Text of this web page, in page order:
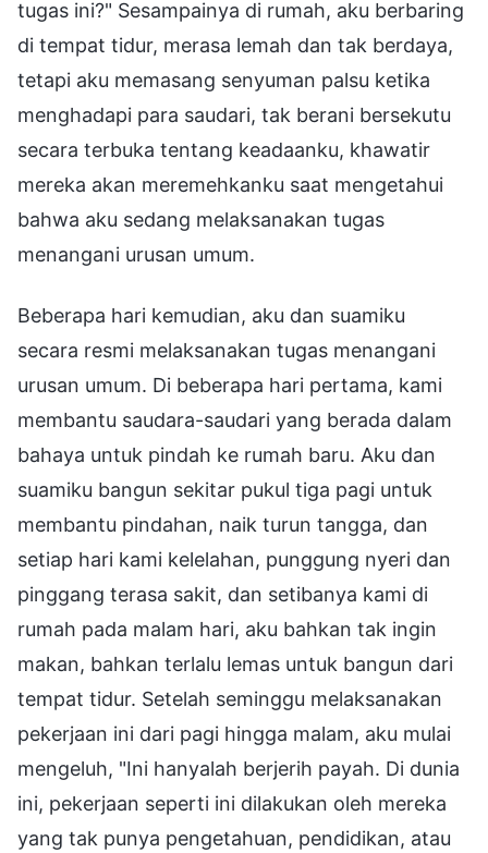
tugas ini?" Sesampainya di rumah, aku berbaring
di tempat tidur, merasa lemah dan tak berdaya,
tetapi aku memasang senyuman palsu ketika
menghadapi para saudari, tak berani bersekutu
secara terbuka tentang keadaanku, khawatir
mereka akan meremehkanku saat mengetahui
bahwa aku sedang melaksanakan tugas
menangani urusan umum.
Beberapa hari kemudian, aku dan suamiku
secara resmi melaksanakan tugas menangani
urusan umum. Di beberapa hari pertama, kami
membantu saudara-saudari yang berada dalam
bahaya untuk pindah ke rumah baru. Aku dan
suamiku bangun sekitar pukul tiga pagi untuk
membantu pindahan, naik turun tangga, dan
setiap hari kami kelelahan, punggung nyeri dan
pinggang terasa sakit, dan setibanya kami di
rumah pada malam hari, aku bahkan tak ingin
makan, bahkan terlalu lemas untuk bangun dari
tempat tidur. Setelah seminggu melaksanakan
pekerjaan ini dari pagi hingga malam, aku mulai
mengeluh, "Ini hanyalah berjerih payah. Di dunia
ini, pekerjaan seperti ini dilakukan oleh mereka
yang tak punya pengetahuan, pendidikan, atau